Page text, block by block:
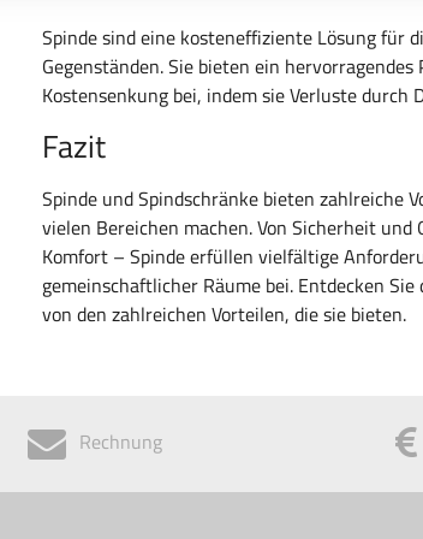
Spinde sind eine kosteneffiziente Lösung für
Gegenständen. Sie bieten ein
Kostensenkung bei, indem sie Verluste
Fazit
Spinde und Spindschränke bieten zahlreiche
vielen Bereichen machen. Von Sicherheit
Komfort – Spinde erfüllen vielfältige
gemeinschaftlicher Räume bei. Entdecken
von den zahlreichen Vorteilen, die sie bieten.
Rechnung